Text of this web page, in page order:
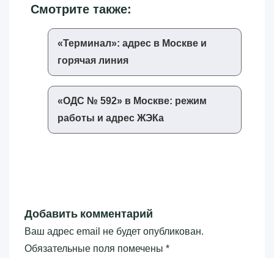
Смотрите также:
«‎Терминал»‎: адрес в Москве и
горячая линия
«‎ОДС № 592»‎ в Москве: режим
работы и адрес ЖЭКа
Добавить комментарий
Ваш адрес email не будет опубликован.
Обязательные поля помечены *